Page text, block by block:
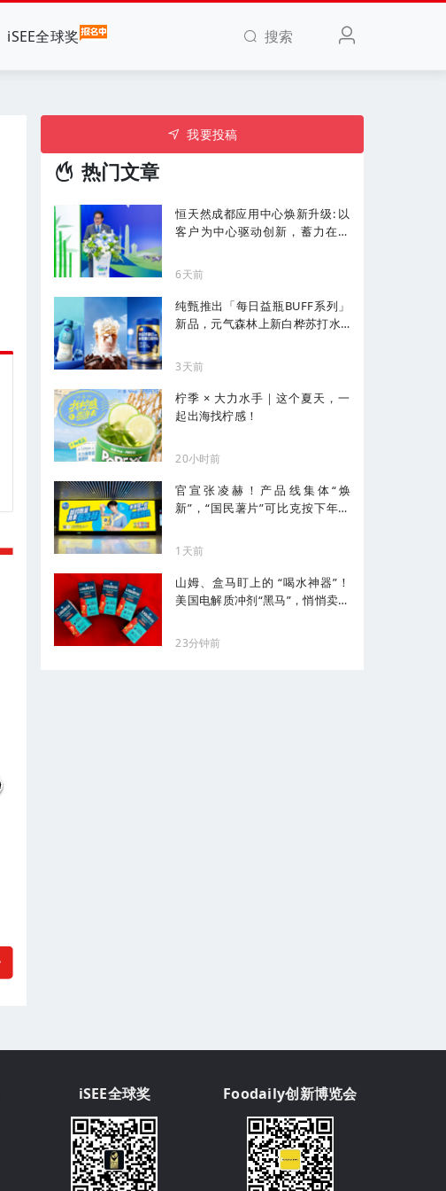
iSEE全球奖 搜索
我要投稿
热门文章
恒天然成都应用中心焕新升级: 以
客户为中心驱动创新，蓄力在华
6天前
纯甄推出「每日益瓶BUFF系列」
新品，元气森林上新白桦苏打水...
3天前
柠季 × 大力水手｜这个夏天，一
起出海找柠感！
20小时前
官宣张凌赫！产品线集体“焕
新”，“国民薯片”可比克按下年轻
1天前
山姆、盒马盯上的 “喝水神器”！
美国电解质冲剂“黑马”，悄悄卖了
23分钟前
iSEE全球奖 Foodaily创新博览会